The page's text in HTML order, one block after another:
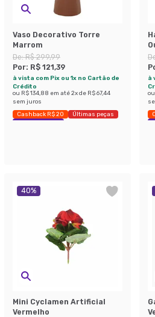
Vaso Decorativo Torre
Marrom
De:R$ 299,99
Por: R$ 121,39
à vista com Pix ou 1x no Cartão de
Crédito
ou R$ 134,88 em até2x de R$ 67,44
sem juros
Cashback R$ 20
Últimas peças
Economize 59%
à
ou
40%
Mini Cyclamen Artificial
Vermelho